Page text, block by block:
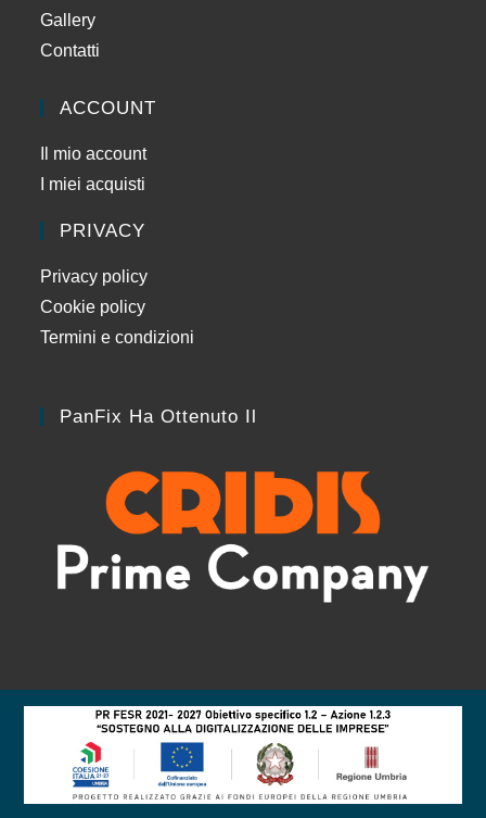
Gallery
Contatti
ACCOUNT
Il mio account
I miei acquisti
PRIVACY
Privacy policy
Cookie policy
Termini e condizioni
PanFix Ha Ottenuto Il